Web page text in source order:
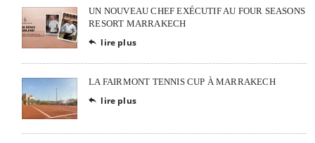
UN NOUVEAU CHEF EXÉCUTIF AU FOUR SEASONS
RESORT MARRAKECH
 lire plus
LA FAIRMONT TENNIS CUP À MARRAKECH
 lire plus